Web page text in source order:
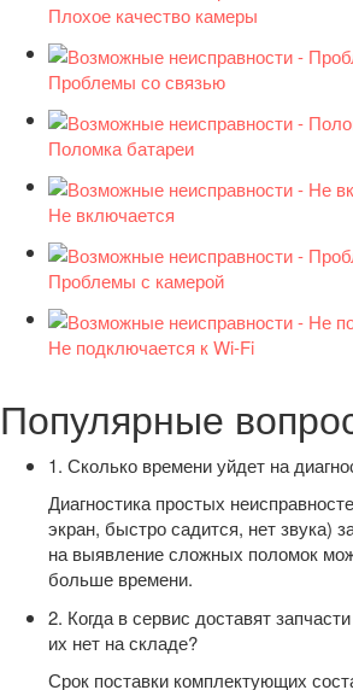
Плохое качество камеры
Проблемы со связью
Поломка батареи
Не включается
Проблемы с камерой
Не подключается к Wi-Fi
Популярные
1. Сколько времени уйдет на
Диагностика простых
экран, быстро садится, нет звука)
на выявление сложных поломок
больше времени.
2. Когда в сервис доставят
их нет на складе?
Срок поставки комплектующих